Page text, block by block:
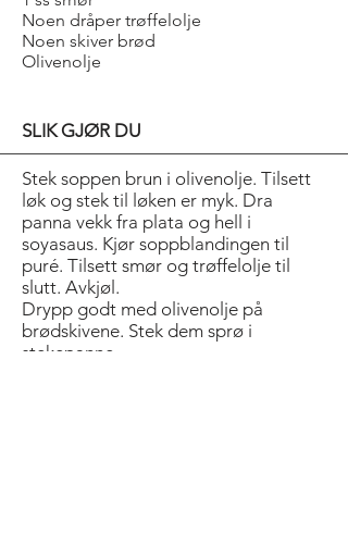
Noen dråper trøffelolje
Noen skiver brød
Olivenolje
SLIK GJØR DU
Stek soppen brun i olivenolje. Tilsett
løk og stek til løken er myk. Dra
panna vekk fra plata og hell i
soyasaus. Kjør soppblandingen til
puré. Tilsett smør og trøffelolje til
slutt. Avkjøl.
Drypp godt med olivenolje på
brødskivene. Stek dem sprø i
stekepanne.